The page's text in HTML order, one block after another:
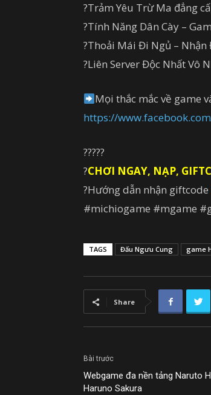
?Trảm Yêu Trừ Ma đẳng
?Tính Năng Dân Cày –
?Thoải Mái Đi Ngủ –
?Liên Server Độc Nhất Vô
Mọi thắc mắc về game
https://
?????
?CHƠI NGAY, NẠP,
?Hướng dẫn nhận giftcode
#michiogame #mgame
TAGS Đấu Ngưu Cung game
Share
Bài trước
Webgame đa nền tảng Naruto
Haruno Sakura